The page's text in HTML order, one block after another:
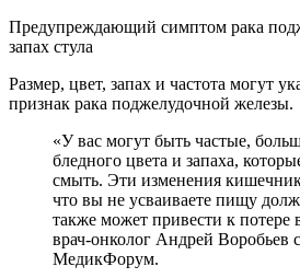
Предупреждающий симптом рака
запах стула
Размер, цвет, запах и частота могут
признак рака поджелудочной железы.
«У вас могут быть частые,
бледного цвета и запаха,
смыть. Эти изменения
что вы не усваиваете пищу
также может привести к потере
врач-онколог Андрей Воробьев
МедикФорум.